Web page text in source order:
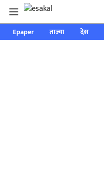
Epaper ताज्या देश